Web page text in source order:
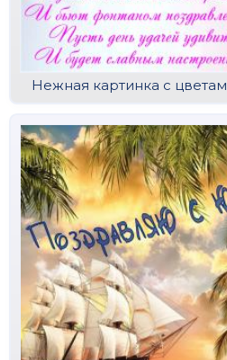
Нежная картинка с